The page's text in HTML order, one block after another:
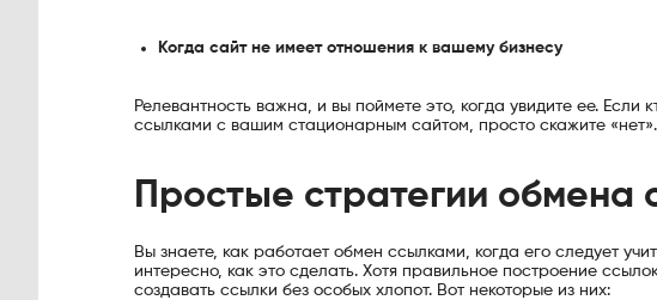
Когда сайт не имеет отношения к вашему бизнесу
Релевантность важна, и вы поймете это, когда увидите ее. Если
ссылками с вашим стационарным сайтом, просто скажите «нет».
Простые стратегии обмена
Вы знаете, как работает обмен ссылками, когда его следует
интересно, как это сделать. Хотя правильное построение
создавать ссылки без особых хлопот. Вот некоторые из них: